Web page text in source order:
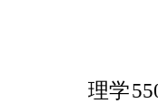
理学